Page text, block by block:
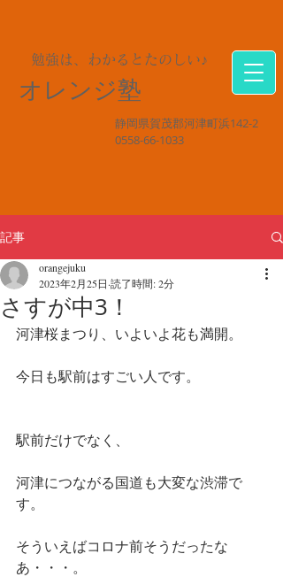
勉強は、わかるとたのしい♪
オレンジ塾
静岡県賀茂郡河津町浜142-2
0558-66-1033
記事
さすが中3！
orangejuku
2023年2月25日 読了時間: 2分
河津桜まつり、いよいよ花も満開。
今日も駅前はすごい人です。
駅前だけでなく、
河津につながる国道も大変な渋滞で
す。
そういえばコロナ前そうだったな
あ・・・。